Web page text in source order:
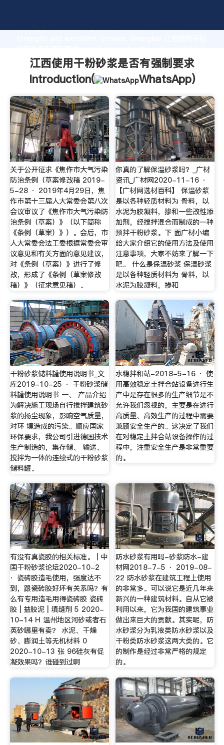
strong production capability, advanced research
values to all of customers.
江西使用干粉砂浆是否有强制要求
Introduction(
WhatsApp)
关于公开征求《焦作市大气污染
防治条例（草案修改稿 2019-
5-28 · 2019年4月29日，焦
作市第十三届人大常委会第八次
会议审议了《焦作市大气污染防
治条例（草案）》（以下简称
《条例（草案）》）。会后，市
人大常委会法工委根据常委会审
议意见和有关方面的意见建议，
对《条例（草案）》进行了修
改，形成了《条例（草案修改
稿）》（征求意见稿）。
你真的了解保温砂浆吗？_广材
资讯_广材网2020-11-16 ·
【广材网选材百科】 保温砂浆
是以各种轻质材料为 骨料，以
水泥为胶凝料，掺和一些改性添
加剂，经搅拌混合而制成的一种
预拌干粉砂浆。下 面广材小编
给大家介绍它的使用方法及使用
注意事项，大家不妨来了解一下
吧。 什么是保温砂浆 保温砂浆
是以各种轻质材料为 骨料，以
水泥为胶凝料，掺和
干粉砂浆储料罐使用说明书_文
库2019-10-25 · 干粉砂浆储
料罐使用说明书 一、 产品介绍
为解决施工现场自行搅拌建筑砂
浆的扬尘现象，影响空气质量，
对环 境造成的污染。顺应国家
环保要求，我公司引进德国技术
生产制造的，集存储、 输送、
搅拌为一体的连续式的干粉砂浆
储料罐。
水稳拌和站-2018-5-16 · 使
用高效稳定土拌合站设备进行生
产中是存在很多的生产细节是不
允许我们忽视的，主要是在进行
高质量、高效生产的过程中需要
兼顾安全生产的。这决定了我们
在对稳定土拌合站设备操作的过
程中，注重安全生产是非常重要
的。
有没有真瓷胶的相关标准。 | 中
国干粉砂浆论坛2020-10-2
· 瓷砖胶造毛使用，强度达不
到，跟瓷砖胶好坏有关系吗？有
么有专用造毛用得瓷砖胶 瓷砖
胶 | 益胶泥 | 填缝剂 5 2020-
10-14 H 温州地区河砂或者石
英砂哪里有卖？ 水泥、干燥
砂、膨润土等无机材料 0
2020-10-13 张 96硅灰有促
凝效果吗？谁碰到过啊
防水砂浆有用吗-砂浆防水-建
材网2018-7-5 · 2019-08-
22 防水砂浆在建筑工程上使用
的非常多。可以说它是近几年来
新兴的一种建筑材料。自从它被
利用以来，它为我国的建筑事业
做出来巨大的贡献。其实呢，防
水砂浆分为乳液类防水砂浆以及
干粉类防水砂浆这两大类的。它
的制作是经过非常严格的规定
的。